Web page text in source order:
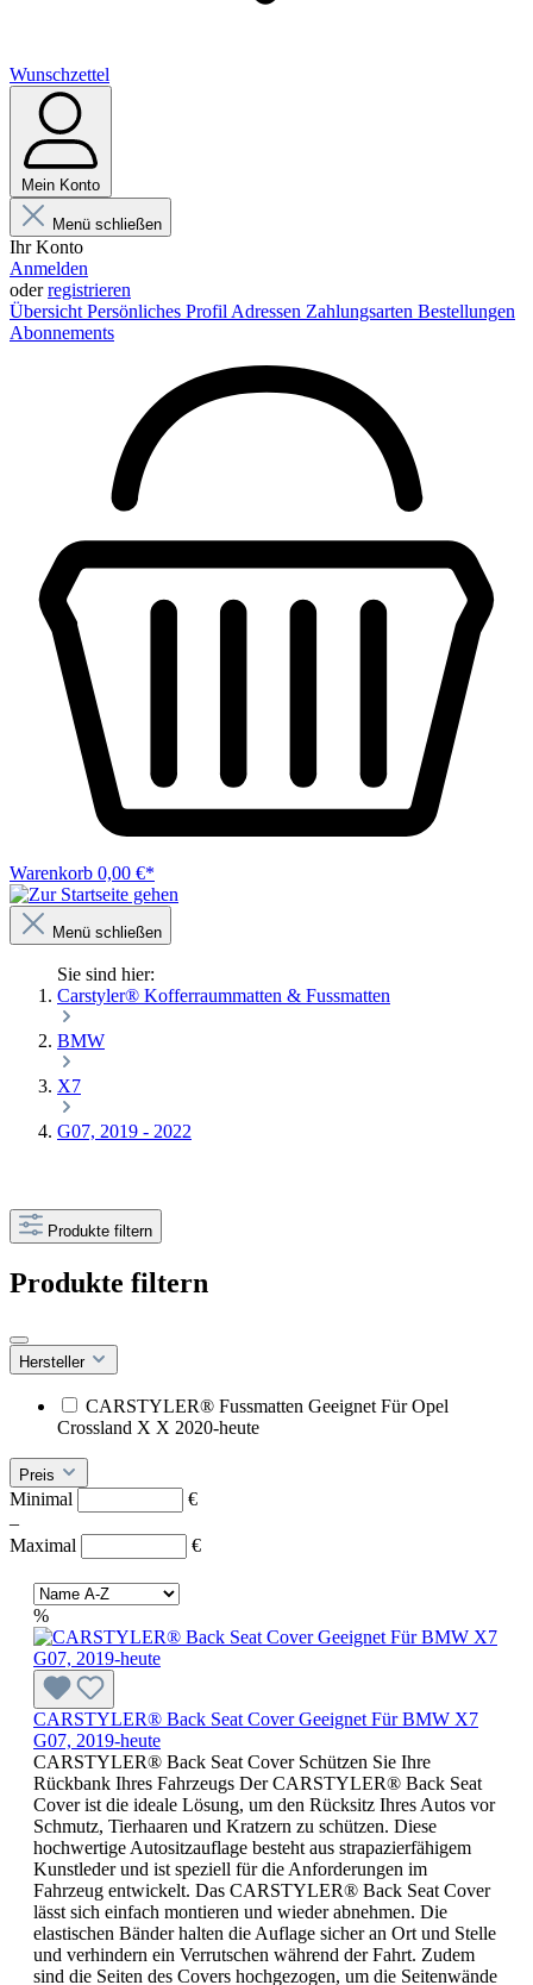
Wunschzettel
Mein Konto
Menü schließen
Ihr Konto
Anmelden
oderregistrieren
Übersicht Persönliches Profil Adressen Zahlungsarten Bestellungen
Abonnements
Warenkorb 0,00 €*
Menü schließen
Sie sind hier:
Carstyler® Kofferraummatten & Fussmatten
BMW
X7
G07, 2019 - 2022
Produkte filtern
Produkte filtern
Hersteller
CARSTYLER® Fussmatten Geeignet Für Opel
Crossland X X 2020-heute
Preis
Minimal
€
–
Maximal
€
%
CARSTYLER® Back Seat Cover Geeignet Für BMW X7
G07, 2019-heute
CARSTYLER® Back Seat Cover Schützen Sie Ihre
Rückbank Ihres Fahrzeugs Der CARSTYLER® Back Seat
Cover ist die ideale Lösung, um den Rücksitz Ihres Autos vor
Schmutz, Tierhaaren und Kratzern zu schützen. Diese
hochwertige Autositzauflage besteht aus strapazierfähigem
Kunstleder und ist speziell für die Anforderungen im
Fahrzeug entwickelt. Das CARSTYLER® Back Seat Cover
lässt sich einfach montieren und wieder abnehmen. Die
elastischen Bänder halten die Auflage sicher an Ort und Stelle
und verhindern ein Verrutschen während der Fahrt. Zudem
sind die Seiten des Covers hochgezogen, um die Seitenwände